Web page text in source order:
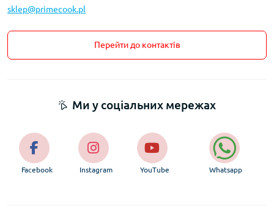
sklep@primecook.pl
Перейти до контактів
Ми у соціальних мережах
Facebook Instagram YouTube Whatsapp